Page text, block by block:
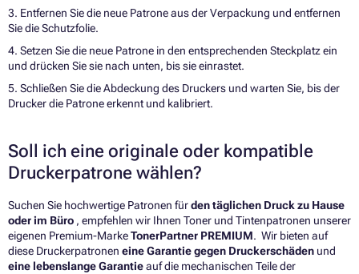
3. Entfernen Sie die neue Patrone aus der Verpackung und entfernen
Sie die Schutzfolie.
4. Setzen Sie die neue Patrone in den entsprechenden Steckplatz ein
und drücken Sie sie nach unten, bis sie einrastet.
5. Schließen Sie die Abdeckung des Druckers und warten Sie, bis der
Drucker die Patrone erkennt und kalibriert.
Soll ich eine originale oder kompatible
Druckerpatrone wählen?
Suchen Sie hochwertige Patronen fürden täglichen Druck zu Hause
oder im Büro , empfehlen wir Ihnen Toner und Tintenpatronen unserer
eigenen Premium-MarkeTonerPartner PREMIUM. Wir bieten auf
diese Druckerpatronen eine Garantie gegen Druckerschäden und
eine lebenslange Garantieauf die mechanischen Teile der